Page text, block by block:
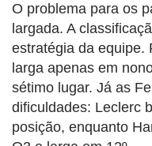
O problema para os
largada. A
estratégia da equipe.
larga apenas em
sétimo lugar. Já as
dificuldades: Leclerc
posição, enquanto